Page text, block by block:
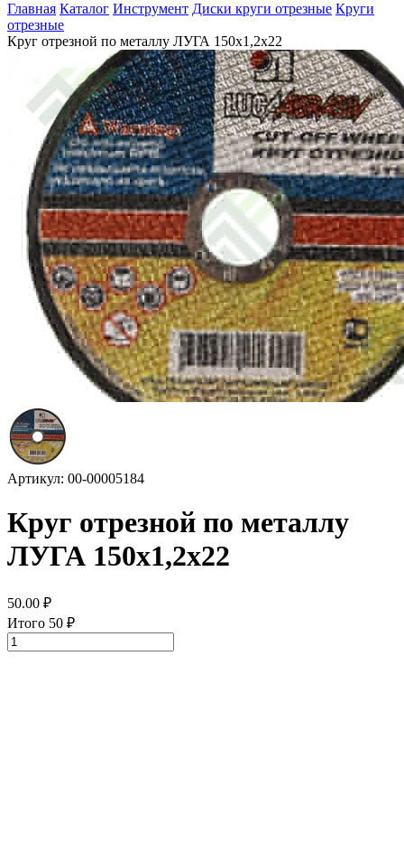
Главная Каталог Инструмент Диски круги отрезные Круги
отрезные
Круг отрезной по металлу ЛУГА 150х1,2х22
Артикул: 00-00005184
Круг отрезной по металлу
ЛУГА 150х1,2х22
50.00 ₽
Итого 50 ₽